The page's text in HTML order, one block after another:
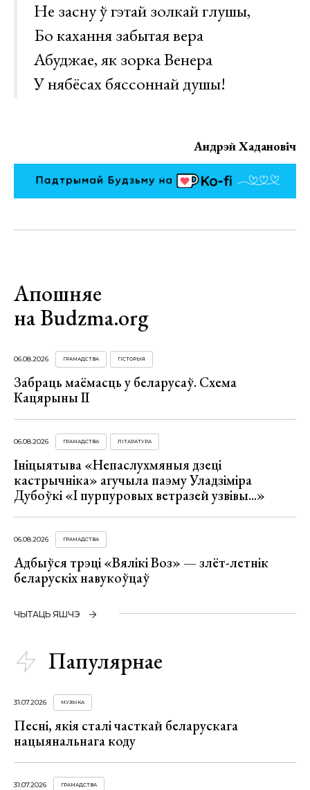
Не засну ў гэтай золкай глушы,
Бо кахання забытая вера
Абуджае, як зорка Венера
У нябёсах бяссоннай душы!
Андрэй Хадановіч
Апошняе
на Budzma.org
06.08.2026 ГРАМАДСТВА ГІСТОРЫЯ
Забраць маёмасць у беларусаў. Схема
Кацярыны ІІ
06.08.2026 ГРАМАДСТВА ЛІТАРАТУРА
Ініцыятыва «Непаслухмяныя дзеці
кастрычніка» агучыла паэму Уладзіміра
Дубоўкі «І пурпуровых ветразей узвівы...»
06.08.2026 ГРАМАДСТВА
Адбыўся трэці «Вялікі Воз» — злёт-летнік
беларускіх навукоўцаў
ЧЫТАЦЬ ЯШЧЭ
Папулярнае
31.07.2026 МУЗЫКА
Песні, якія сталі часткай беларускага
нацыянальнага коду
31.07.2026 ГРАМАДСТВА